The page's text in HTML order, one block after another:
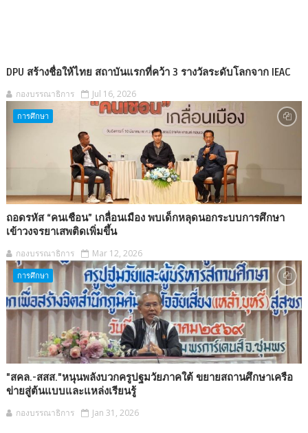
DPU สร้างชื่อให้ไทย สถาบันแรกที่คว้า 3 รางวัลระดับโลกจาก IEAC
กองบรรณาธิการ Jul 16, 2026
การศึกษา
ถอดรหัส “คนเชือน” เกลื่อนเมือง พบเด็กหลุดนอกระบบการศึกษา
เข้าวงจรยาเสพติดเพิ่มขึ้น
กองบรรณาธิการ Mar 12, 2026
การศึกษา
"สคล.-สสส."หนุนพลังบวกครูปฐมวัยภาคใต้ ขยายสถานศึกษาเครือ
ข่ายสู่ต้นแบบและแหล่งเรียนรู้
กองบรรณาธิการ Jan 31, 2026